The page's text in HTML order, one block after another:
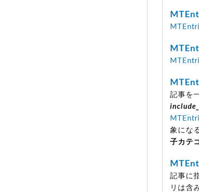
記事を
象にな
子カテ
記事に
リは含